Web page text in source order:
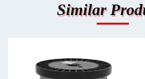
Similar